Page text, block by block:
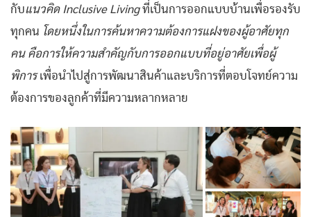
กับแนวคิด Inclusive Livingที่เป็นการออกแบบบ้านเพื่อรองรับ
ทุกคน โดยหนึ่งในการค้นหาความต้องการแฝงของผู้อาศัยทุก
คน คือการให้ความสำคัญกับการออกแบบที่อยู่อาศัยเพื่อผู้
พิการ เพื่อนำไปสู่การพัฒนาสินค้าและบริการที่ตอบโจทย์ความ
ต้องการของลูกค้าที่มีความหลากหลาย